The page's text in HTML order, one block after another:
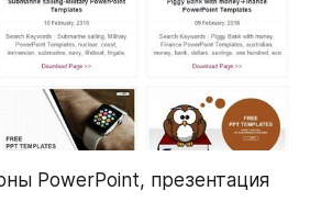
PowerPoint, презентация